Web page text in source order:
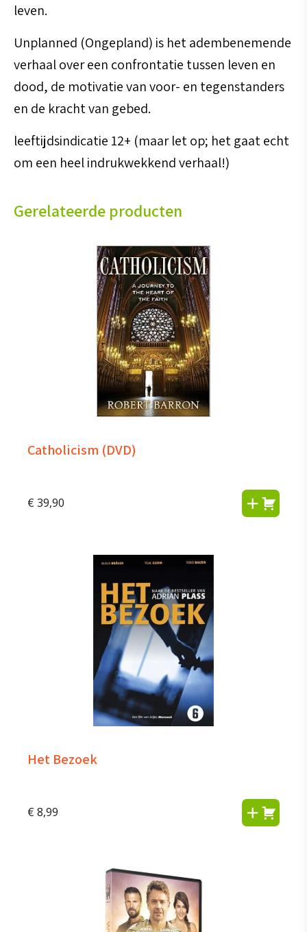
leven.
Unplanned (Ongepland) is het adembenemende
verhaal over een confrontatie tussen leven en
dood, de motivatie van voor- en tegenstanders
en de kracht van gebed.
leeftijdsindicatie 12+ (maar let op; het gaat echt
om een heel indrukwekkend verhaal!)
Gerelateerde producten
Catholicism (DVD)
€ 39,90
Het Bezoek
€ 8,99